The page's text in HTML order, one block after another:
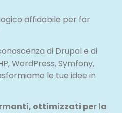
affidabile per far
di Drupal e di
WordPress, Symfony,
le tue idee in
ottimizzati per la